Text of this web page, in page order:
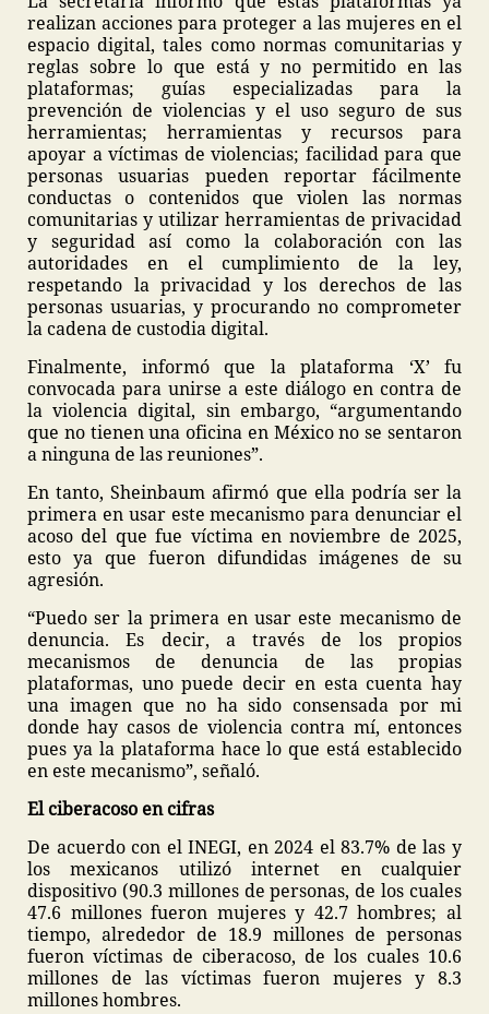
realizan acciones para proteger a las mujeres en el
espacio digital, tales como normas comunitarias y
reglas sobre lo que está y no permitido en las
plataformas; guías especializadas para la
prevención de violencias y el uso seguro de sus
herramientas; herramientas y recursos para
apoyar a víctimas de violencias; facilidad para que
personas usuarias pueden reportar fácilmente
conductas o contenidos que violen las normas
comunitarias y utilizar herramientas de privacidad
y seguridad así como la colaboración con las
autoridades en el cumplimiento de la ley,
respetando la privacidad y los derechos de las
personas usuarias, y procurando no comprometer
la cadena de custodia digital.
Finalmente, informó que la plataforma ‘X’ fu
convocada para unirse a este diálogo en contra de
la violencia digital, sin embargo, “argumentando
que no tienen una oficina en México no se sentaron
a ninguna de las reuniones”.
En tanto, Sheinbaum afirmó que ella podría ser la
primera en usar este mecanismo para denunciar el
acoso del que fue víctima en noviembre de 2025,
esto ya que fueron difundidas imágenes de su
agresión.
“Puedo ser la primera en usar este mecanismo de
denuncia. Es decir, a través de los propios
mecanismos de denuncia de las propias
plataformas, uno puede decir en esta cuenta hay
una imagen que no ha sido consensada por mi
donde hay casos de violencia contra mí, entonces
pues ya la plataforma hace lo que está establecido
en este mecanismo”, señaló.
El ciberacoso en cifras
De acuerdo con el INEGI, en 2024 el 83.7% de las y
los mexicanos utilizó internet en cualquier
dispositivo (90.3 millones de personas, de los cuales
47.6 millones fueron mujeres y 42.7 hombres; al
tiempo, alrededor de 18.9 millones de personas
fueron víctimas de ciberacoso, de los cuales 10.6
millones de las víctimas fueron mujeres y 8.3
millones hombres.